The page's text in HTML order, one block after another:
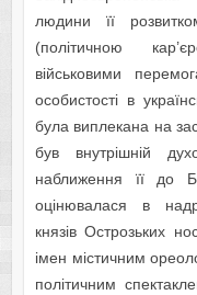
людини її
(політичною
військовими
особистості в
була виплекана на
був внутрішній
наближення її до
оцінювалася в
князів Острозьких
імен містичним
політичним